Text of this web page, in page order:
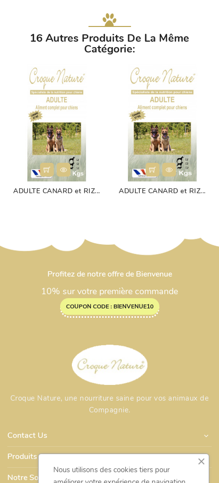
16 Autres Produits De La Même
Catégorie:
ADULTE CANARD et RIZ... ADULTE CANARD et RIZ...
Profitez de notre offre de Bienvenue
10% sur votre première commande
COUPON CODE : BIENVENUE10
Croque Nature, une nourriture saine pour vos animaux de
Compagnie.
Contact Us
Produits
Notre Société
Nous utilisons des cookies tiers pour